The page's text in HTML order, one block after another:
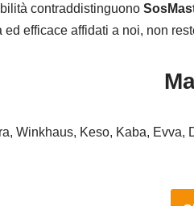
contraddistinguono
efficace affidati a noi, non
Winkhaus, Keso, Kaba,